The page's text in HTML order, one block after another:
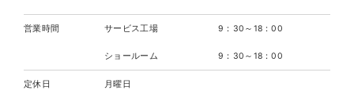
営業時間 サービス工場 9：30～18：00
ショールーム 9：30～18：00
定休日 月曜日